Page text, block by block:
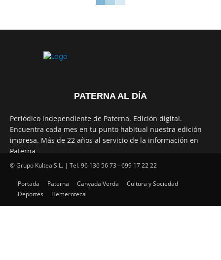
PATERNA AL DÍA
Periódico independiente de Paterna. Edición digital.
Encuentra cada mes en tu punto habitual nuestra edición
impresa. Más de 22 años al servicio de la información en
Paterna.
© Grupo Kultea S.L. | Tel. 96 136 56 73 - 699 17 22 22
Portada Paterna Canyada Verda
Cultura y Sociedad
Deportes
Hemeroteca